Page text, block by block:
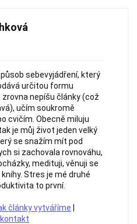
sebevyjádření, který
určitou formu
zrovna nepíšu články (což
učím soukromě
cvičím. Obecně miluju
je můj život jeden velký
se snažím mít pod
si zachovala rovnováhu,
medituji, věnuji se
Stres je mé druhé
to první.
články vytváříme